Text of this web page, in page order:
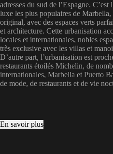
adresses du sud de l’Espagne.
luxe les plus populaires de Marbella,
original, avec des espaces verts
et architecture. Cette urbanisation
locales et internationales, nobles
très exclusive avec les villas et
D’autre part, l’urbanisation est
restaurants étoilés Michelin, de
internationales, Marbella et Puerto
de mode, de restaurants et de vie
En savoir plus